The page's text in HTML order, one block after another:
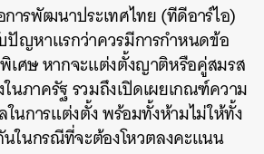
ารพัฒนาประเทศไทย (ทีดีอาร์ไอ)
ปัญหาแรกว่าควรมีการกำหนดข้อ
ศษ หากจะแต่งตั้งญาติหรือคู่สมรส
นภาครัฐ รวมถึงเปิดเผยเกณฑ์ความ
ในการแต่งตั้ง พร้อมทั้งห้ามไม่ให้ทั้ง
นในกรณีที่จะต้องโหวตลงคะแนน